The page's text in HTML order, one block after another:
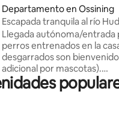
4.97 de 5; 433
Departamento en Ossining
Escapada tranquila al río
desde aquí
Llegada autónoma/entrada
perros entrenados en la
desgarrados son
adicional por mascotas).
Estacionamiento en la
autos. Piso tranquilo y